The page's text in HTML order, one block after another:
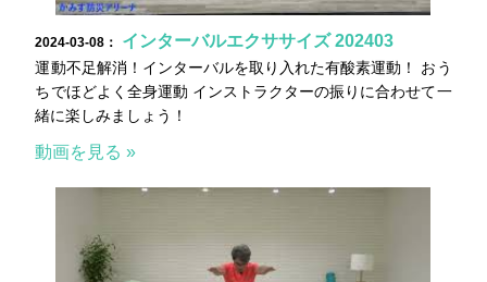
2024-03-08： インターバルエクササイズ 202403
運動不足解消！インターバルを取り入れた有酸素運動！ おう
ちでほどよく全身運動 インストラクターの振りに合わせて一
緒に楽しみましょう！
動画を見る »